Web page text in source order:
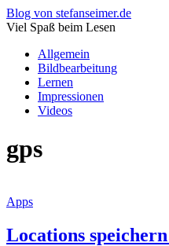
Blog von stefanseimer.de
Viel Spaß beim Lesen
Allgemein
Bildbearbeitung
Lernen
Impressionen
Videos
gps
Apps
Locations